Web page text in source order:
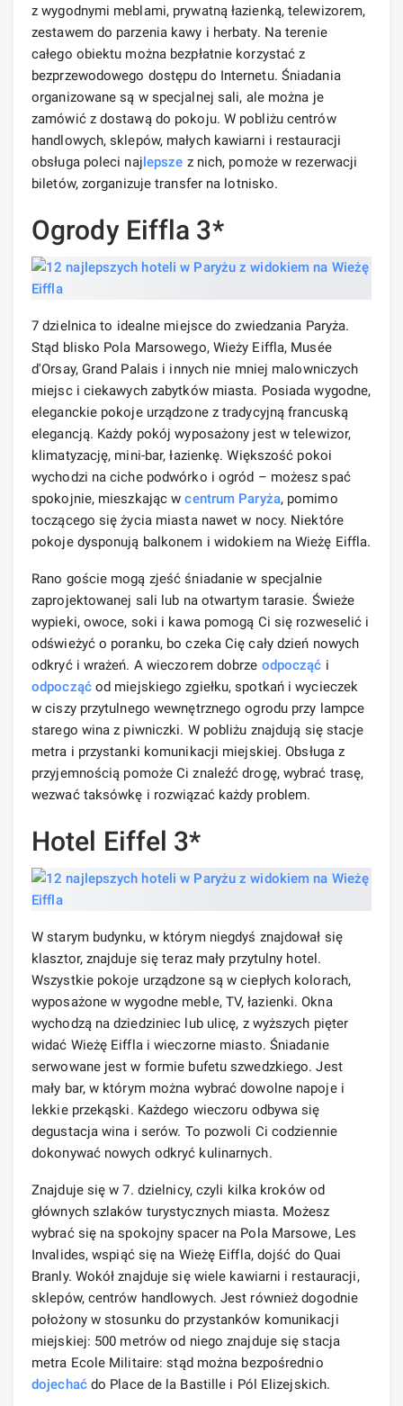
z wygodnymi meblami, prywatną łazienką, telewizorem,
zestawem do parzenia kawy i herbaty. Na terenie
całego obiektu można bezpłatnie korzystać z
bezprzewodowego dostępu do Internetu. Śniadania
organizowane są w specjalnej sali, ale można je
zamówić z dostawą do pokoju. W pobliżu centrów
handlowych, sklepów, małych kawiarni i restauracji
obsługa poleci najlepsze z nich, pomoże w rezerwacji
biletów, zorganizuje transfer na lotnisko.
Ogrody Eiffla 3*
7 dzielnica to idealne miejsce do zwiedzania Paryża.
Stąd blisko Pola Marsowego, Wieży Eiffla, Musée
d'Orsay, Grand Palais i innych nie mniej malowniczych
miejsc i ciekawych zabytków miasta. Posiada wygodne,
eleganckie pokoje urządzone z tradycyjną francuską
elegancją. Każdy pokój wyposażony jest w telewizor,
klimatyzację, mini-bar, łazienkę. Większość pokoi
wychodzi na ciche podwórko i ogród – możesz spać
spokojnie, mieszkając wcentrum Paryża, pomimo
toczącego się życia miasta nawet w nocy. Niektóre
pokoje dysponują balkonem i widokiem na Wieżę Eiffla.
Rano goście mogą zjeść śniadanie w specjalnie
zaprojektowanej sali lub na otwartym tarasie. Świeże
wypieki, owoce, soki i kawa pomogą Ci się rozweselić i
odświeżyć o poranku, bo czeka Cię cały dzień nowych
odkryć i wrażeń. A wieczorem dobrze odpocząć i
odpocząćod miejskiego zgiełku, spotkań i wycieczek
w ciszy przytulnego wewnętrznego ogrodu przy lampce
starego wina z piwniczki. W pobliżu znajdują się stacje
metra i przystanki komunikacji miejskiej. Obsługa z
przyjemnością pomoże Ci znaleźć drogę, wybrać trasę,
wezwać taksówkę i rozwiązać każdy problem.
Hotel Eiffel 3*
W starym budynku, w którym niegdyś znajdował się
klasztor, znajduje się teraz mały przytulny hotel.
Wszystkie pokoje urządzone są w ciepłych kolorach,
wyposażone w wygodne meble, TV, łazienki. Okna
wychodzą na dziedziniec lub ulicę, z wyższych pięter
widać Wieżę Eiffla i wieczorne miasto. Śniadanie
serwowane jest w formie bufetu szwedzkiego. Jest
mały bar, w którym można wybrać dowolne napoje i
lekkie przekąski. Każdego wieczoru odbywa się
degustacja wina i serów. To pozwoli Ci codziennie
dokonywać nowych odkryć kulinarnych.
Znajduje się w 7. dzielnicy, czyli kilka kroków od
głównych szlaków turystycznych miasta. Możesz
wybrać się na spokojny spacer na Pola Marsowe, Les
Invalides, wspiąć się na Wieżę Eiffla, dojść do Quai
Branly. Wokół znajduje się wiele kawiarni i restauracji,
sklepów, centrów handlowych. Jest również dogodnie
położony w stosunku do przystanków komunikacji
miejskiej: 500 metrów od niego znajduje się stacja
metra Ecole Militaire: stąd można bezpośrednio
dojechaćdo Place de la Bastille i Pól Elizejskich.